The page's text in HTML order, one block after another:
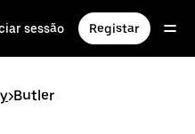
sessão Registar
>Butler